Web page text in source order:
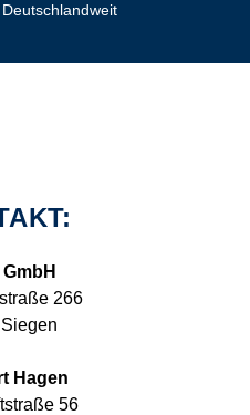
Deutschlandweit
266
Hagen
56